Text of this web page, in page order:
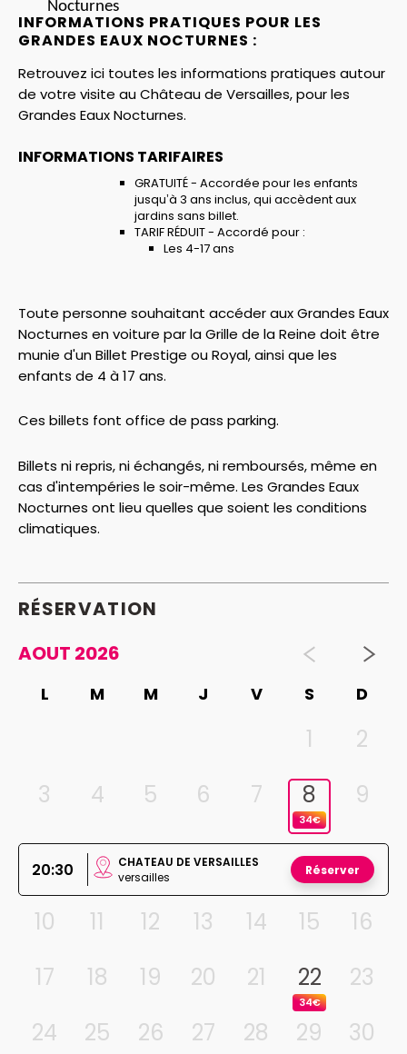
Nocturnes
INFORMATIONS PRATIQUES POUR LES
GRANDES EAUX NOCTURNES :
Retrouvez ici toutes les informations pratiques autour
de votre visite au Château de Versailles, pour les
Grandes Eaux Nocturnes.
INFORMATIONS TARIFAIRES
GRATUITÉ - Accordée pour les enfants
jusqu’à 3 ans inclus, qui accèdent aux
jardins sans billet.
TARIF RÉDUIT - Accordé pour :
Les 4-17 ans
Toute personne souhaitant accéder aux Grandes Eaux
Nocturnes en voiture par la Grille de la Reine doit être
munie d'un Billet Prestige ou Royal, ainsi que les
enfants de 4 à 17 ans.
Ces billets font office de pass parking.
Billets ni repris, ni échangés, ni remboursés, même en
cas d'intempéries le soir-même. Les Grandes Eaux
Nocturnes ont lieu quelles que soient les conditions
climatiques.
RÉSERVATION
AOUT 2026
L M M J V S D
1
2
3
4 5 6 7 8
34€
9
20:30
CHATEAU DE VERSAILLES
versailles
Réserver
10 11 12 13 14 15
16
17
18 19 20 21 22
34€
23
24
25 26 27 28 29 30